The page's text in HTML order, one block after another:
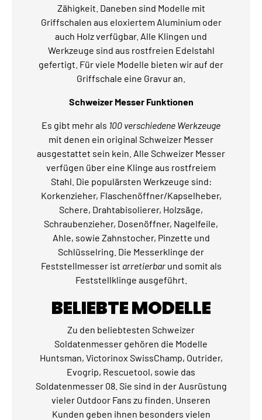
Zähigkeit. Daneben sind Modelle mit
Griffschalen aus eloxiertem Aluminium oder
auch Holz verfügbar. Alle Klingen und
Werkzeuge sind aus rostfreien Edelstahl
gefertigt. Für viele Modelle bieten wir auf der
Griffschale eine Gravur an.
Schweizer Messer Funktionen
Es gibt mehr als 100 verschiedene Werkzeuge
mit denen ein original Schweizer Messer
ausgestattet sein kein. Alle Schweizer Messer
verfügen über eine Klinge aus rostfreiem
Stahl. Die populärsten Werkzeuge sind:
Korkenzieher, Flaschenöffner/Kapselheber,
Schere, Drahtabisolierer, Holzsäge,
Schraubenzieher, Dosenöffner, Nagelfeile,
Ahle, sowie Zahnstocher, Pinzette und
Schlüsselring. Die Messerklinge der
Feststellmesser ist arretierbarund somit als
Feststellklinge ausgeführt.
BELIEBTE MODELLE
Zu den beliebtesten Schweizer
Soldatenmesser gehören die Modelle
Huntsman, Victorinox SwissChamp, Outrider,
Evogrip, Rescuetool, sowie das
Soldatenmesser 08. Sie sind in der Ausrüstung
vieler Outdoor Fans zu finden. Unseren
Kunden geben ihnen besonders vielen